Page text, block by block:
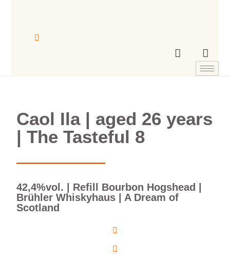
Caol Ila | aged 26 years
| The Tasteful 8
42,4%vol. | Refill Bourbon Hogshead |
Brühler Whiskyhaus | A Dream of
Scotland